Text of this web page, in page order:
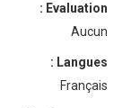
Evaluation :
Aucun
Langues :
Français